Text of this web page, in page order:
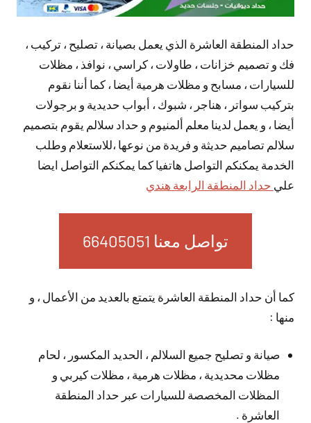
حداد المنطقة العاشرة الذي يعمل بصيانة ، تصليح ، تركيب ،
فك و تصميم خزانات ، طاولات ، كراسي ، نوافذ ، مظلات
للسيارات ، مسابح و مظلات هرمية أيضا ، كما أننا نقوم
بتركيب سواتر ، هناجر ، شبوك ، أبواب حديدية و برجولات
أيضا ، و يعمل لدينا معلم ألمنيوم و حداد سلالم يقوم بتصميم
سلالم تصاميم حديثة و فريدة من نوعها ،للاستعلام وطلب
الخدمة يمكنكم التواصل هاتفيا كما يمكنكم التواصل ايضا
علي حداد المنطقة الرابعة هندي
تواصل معنا 66405051
كما أن حداد المنطقة العاشرة يتمتع بالعديد من الأعمال ، و
منها :
صيانة و تصليح جميع السلالم ، الحديد المكسور ، لحام
مظلات محديدية ، مظلات هرمية ، مظلات كيربي و
المظلات المخصصة للسيارات عبر حداد المنطقة
العاشرة .